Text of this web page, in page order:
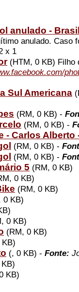
anulado -
anulado. Caso
x 1
(HTM, 0 KB) Filho
Sul Americana
(RM, 0 KB) -
(RM, 0 KB) -
- Carlos Alberto
(RM, 0 KB) -
(RM, 0 KB) -
5 (RM, 0 KB)
0 KB)
(RM, 0 KB)
0 KB)
0 KB)
(RM, 0 KB)
(, 0 KB) - Fonte:
KB)